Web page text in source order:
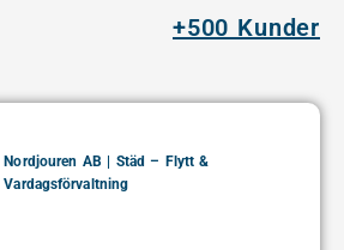
+500 Kunder
Nordjouren AB | Städ – Flytt &
Vardagsförvaltning